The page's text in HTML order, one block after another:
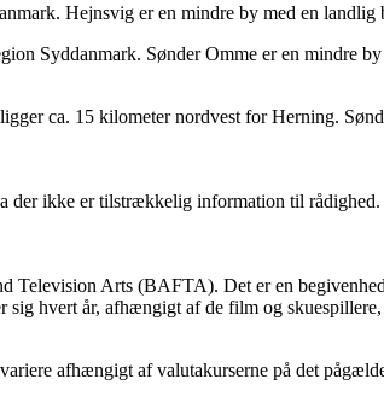
Hejnsvig er en mindre by med en landlig
Syddanmark. Sønder Omme er en mindre
ca. 15 kilometer nordvest for Herning.
ikke er tilstrækkelig information til
Arts (BAFTA). Det er en
hvert år, afhængigt af de film og
afhængigt af valutakurserne på det